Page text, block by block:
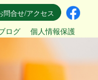
問合せ/アクセス
ログ 個人情報保護